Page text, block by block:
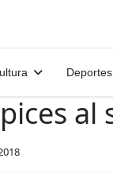
Deportes
al